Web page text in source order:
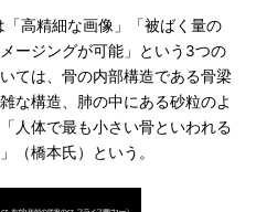
高精細な画像」「被ばく量の
ージングが可能」という3つの
ては、骨の内部構造である骨梁
な構造、肺の中にある砂粒のよ
人体で最も小さい骨といわれる
（橋本氏）という。